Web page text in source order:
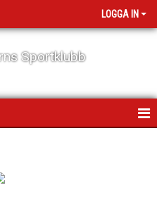
LOGGA IN
Sportklubb